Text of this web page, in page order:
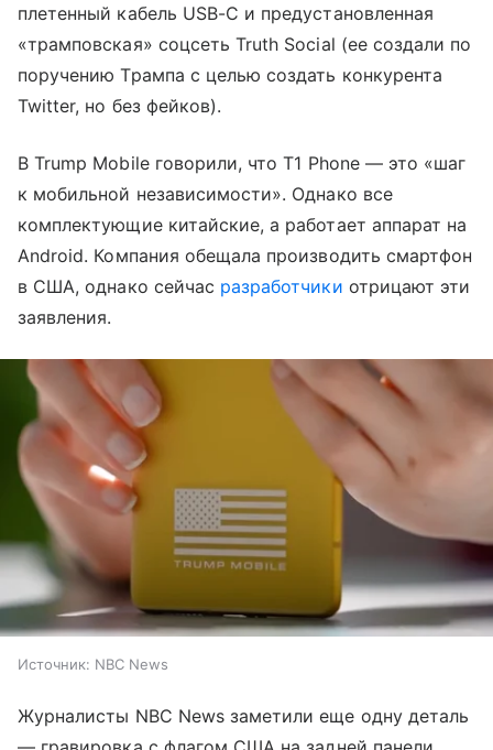
плетенный кабель USB-C и предустановленная
«трамповская» соцсеть Truth Social (ее создали по
поручению Трампа с целью создать конкурента
Twitter, но без фейков).
В Trump Mobile говорили, что T1 Phone — это «шаг
к мобильной независимости». Однако все
комплектующие китайские, а работает аппарат на
Android. Компания обещала производить смартфон
в США, однако сейчас разработчики отрицают эти
заявления.
Источник: NBC News
Журналисты NBC News заметили еще одну деталь